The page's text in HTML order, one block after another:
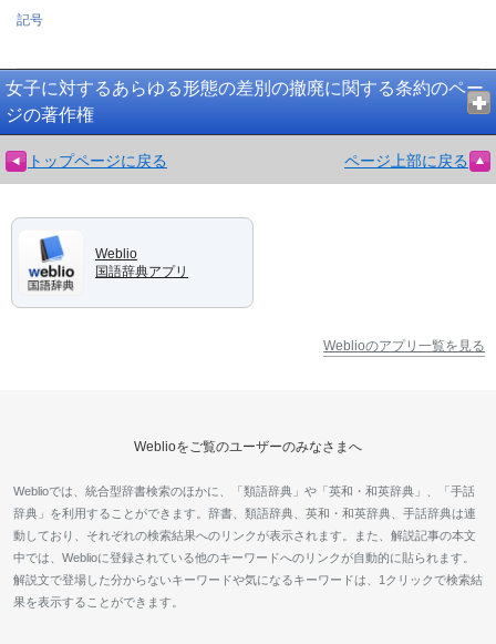
記号
女子に対するあらゆる形態の差別の撤廃に関する条約のペー
ジの著作権
トップページに戻る ページ上部に戻る
Weblio
国語辞典アプリ
Weblioのアプリ一覧を見る
Weblioをご覧のユーザーのみなさまへ
Weblioでは、統合型辞書検索のほかに、「類語辞典」や「英和・和英辞典」、「手話
辞典」を利用することができます。辞書、類語辞典、英和・和英辞典、手話辞典は連
動しており、それぞれの検索結果へのリンクが表示されます。また、解説記事の本文
中では、Weblioに登録されている他のキーワードへのリンクが自動的に貼られます。
解説文で登場した分からないキーワードや気になるキーワードは、1クリックで検索結
果を表示することができます。